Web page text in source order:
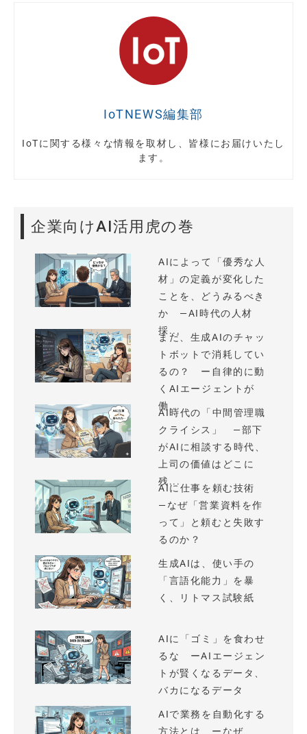
IoTNEWS編集部
IoTに関する様々な情報を取材し、皆様にお届けいたし
ます。
企業向けAI活用虎の巻
AIによって「優秀な人
材」の定義が変化した
ことを、どうみるべき
か —AI時代の人材
採...
まだ、生成AIのチャッ
トボットで消耗してい
るの？ ー自律的に動
くAIエージェントが
働...
AI時代の「中間管理職
クライシス」 —部下
がAIに相談する時代、
上司の価値はどこに
残...
AIに仕事を頼む技術
—なぜ「営業資料を作
って」と頼むと失敗す
るのか？
生成AIは、使い手の
「言語化能力」を暴
く、リトマス試験紙
AIに「ゴミ」を食わせ
るな ーAIエージェン
トが賢くなるデータ、
バカになるデータ
AIで業務を自動化する
方法とは ーなぜ、